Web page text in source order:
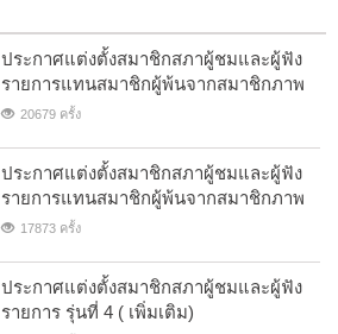
ประกาศแต่งตั้งสมาชิกสภาผู้ชมและผู้ฟัง
รายการแทนสมาชิกผู้พ้นจากสมาชิกภาพ
20679 ครั้ง
ประกาศแต่งตั้งสมาชิกสภาผู้ชมและผู้ฟัง
รายการแทนสมาชิกผู้พ้นจากสมาชิกภาพ
17873 ครั้ง
ประกาศแต่งตั้งสมาชิกสภาผู้ชมและผู้ฟัง
รายการ รุ่นที่ 4 ( เพิ่มเติม)